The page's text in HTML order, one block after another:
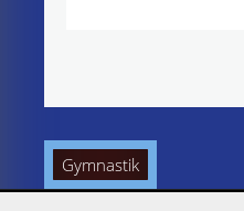
Beitragsnavigation
Gymnastik